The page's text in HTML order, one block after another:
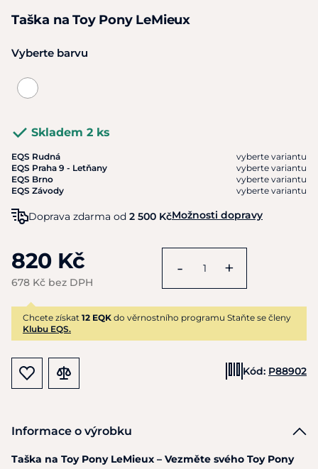
Taška na Toy Pony LeMieux
Vyberte barvu
Skladem 2 ks
EQS Rudná
vyberte variantu
EQS Praha 9 - Letňany
vyberte variantu
EQS Brno
vyberte variantu
EQS Závody
vyberte variantu
Doprava zdarma od 2 500 KčMožnosti dopravy
820 Kč
678 Kč bez DPH
- +
Chcete získat 12 EQK do věrnostního programu Staňte se členy
Klubu EQS.
Kód: P88902
Informace o výrobku
Taška na Toy Pony LeMieux – Vezměte svého Toy Pony